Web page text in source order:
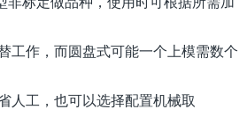
工作，而圆盘式可能一个上模需数个
人工，也可以选择配置机械取